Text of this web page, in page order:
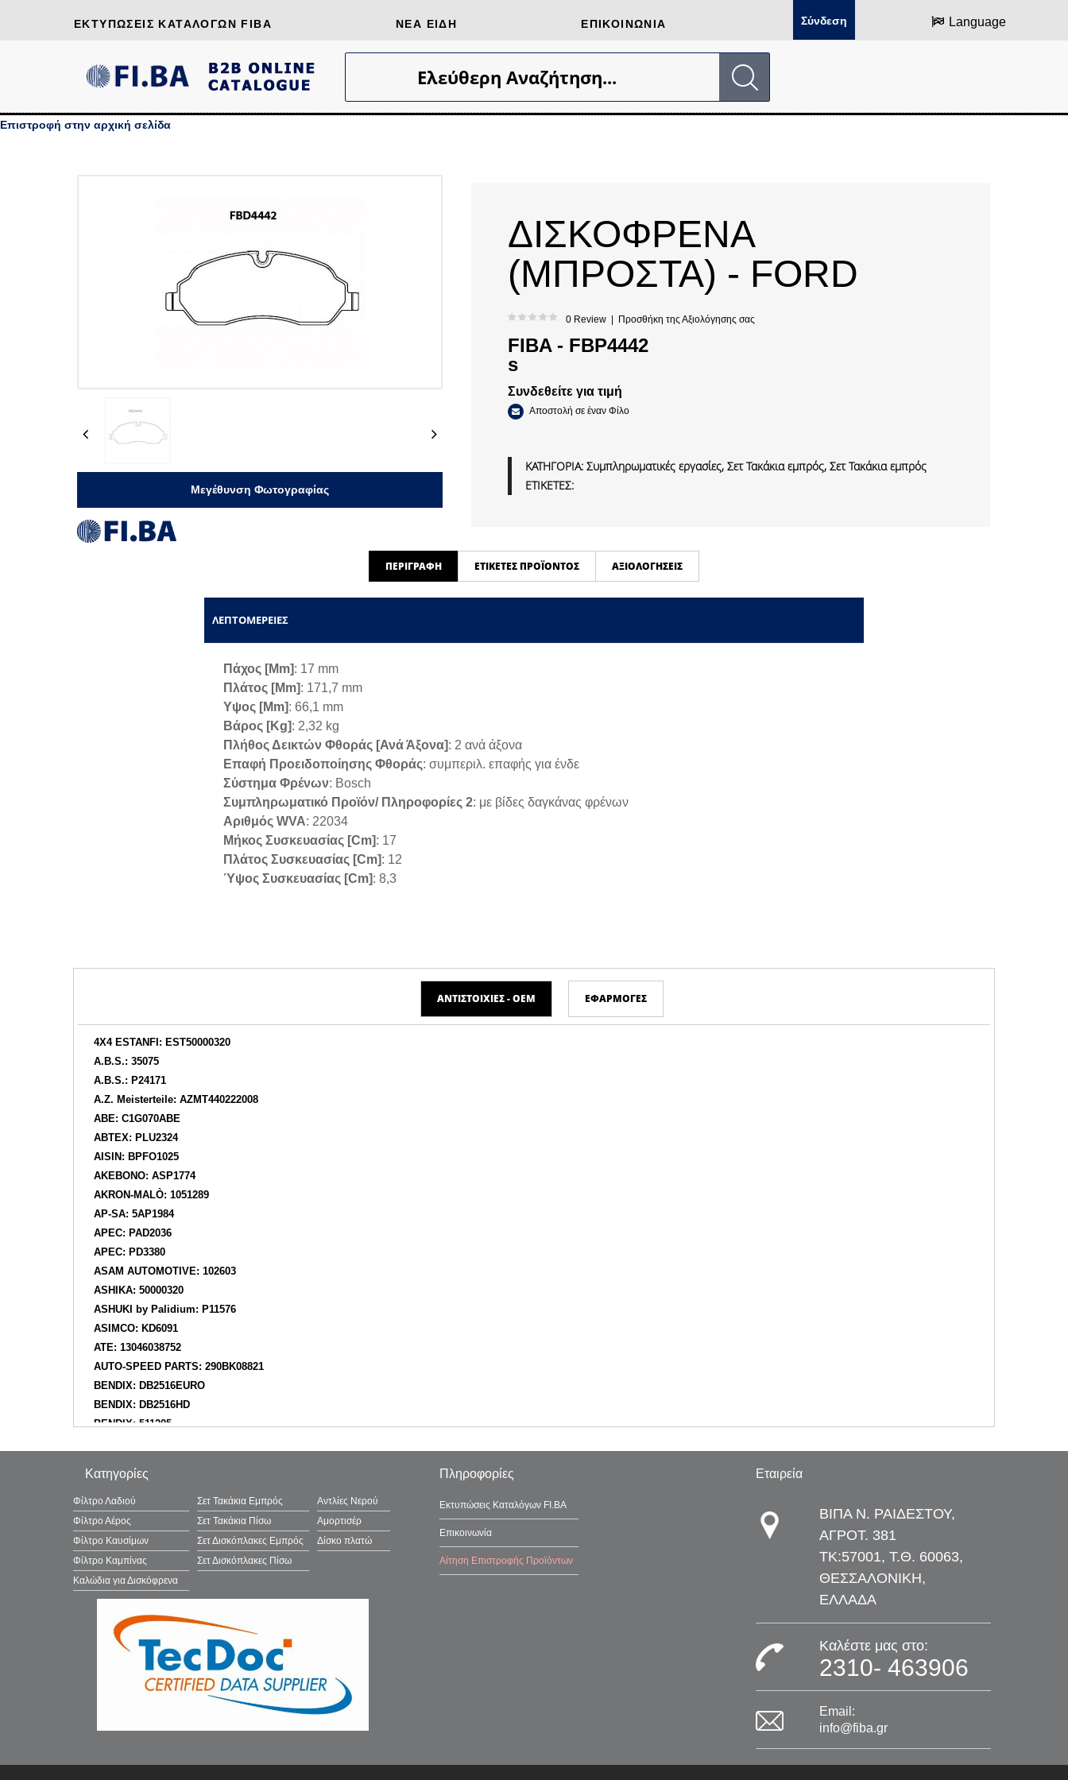
ΕΚΤΥΠΏΣΕΙΣ ΚΑΤΑΛΌΓΩΝ FIBA ΝΈΑ ΕΊΔΗ ΕΠΙΚΟΙΝΩΝΊΑ Σύνδεση Language
Ελεύθερη Αναζήτηση...
Επιστροφή στην αρχική σελίδα
Previous Next
Μεγέθυνση Φωτογραφίας
ΔΙΣΚΟΦΡΕΝΑ
(ΜΠΡΟΣΤΑ) - FORD
0 Review Προσθήκη της Αξιολόγησης σας
FIBA - FBP4442
s
Συνδεθείτε για τιμή
Αποστολή σε έναν Φίλο
ΚΑΤΗΓΟΡΙΑ: Συμπληρωματικές εργασίες, Σετ Τακάκια εμπρός, Σετ Τακάκια εμπρός
ΕΤΙΚΕΤΕΣ:
ΠΕΡΙΓΡΑΦΉ ΕΤΙΚΈΤΕΣ ΠΡΟΪΌΝΤΟΣ ΑΞΙΟΛΟΓΉΣΕΙΣ
ΛΕΠΤΟΜΈΡΕΙΕΣ
Πάχος [mm]: 17 mm
Πλάτος [mm]: 171,7 mm
Υψος [mm]: 66,1 mm
Βάρος [kg]: 2,32 kg
Πλήθος Δεικτών Φθοράς [ανά Άξονα]: 2 ανά άξονα
Επαφή Προειδοποίησης Φθοράς: συμπεριλ. επαφής για ένδε
Σύστημα Φρένων: Bosch
Συμπληρωματικό Προϊόν/ Πληροφορίες 2: με βίδες δαγκάνας φρένων
Αριθμός WVA: 22034
Μήκος Συσκευασίας [cm]: 17
Πλάτος Συσκευασίας [cm]: 12
Ύψος Συσκευασίας [cm]: 8,3
ΑΝΤΙΣΤΟΙΧΊΕΣ - ΟΕΜ ΕΦΑΡΜΟΓΈΣ
4X4 ESTANFI: EST50000320
A.B.S.: 35075
A.B.S.: P24171
A.Z. Meisterteile: AZMT440222008
ABE: C1G070ABE
ABTEX: PLU2324
AISIN: BPFO1025
AKEBONO: ASP1774
AKRON-MALÒ: 1051289
AP-SA: 5AP1984
APEC: PAD2036
APEC: PD3380
ASAM AUTOMOTIVE: 102603
ASHIKA: 50000320
ASHUKI by Palidium: P11576
ASIMCO: KD6091
ATE: 13046038752
AUTO-SPEED PARTS: 290BK08821
BENDIX: DB2516EURO
BENDIX: DB2516HD
BENDIX: 511205
BORG & BECK: BBP2514
BOSCH: 0986424982
BOSCH: 0986494845
Brake ENGINEERING: PA2097
BRAXIS: AA0619
BRECK: 220340070300
BREMBO: P24171
BREMBO: P24171G
BREMBO: P24171N
BREMSI: BP3651
BSF: 20305
CHAMPION: 573438CH
CIFAM: 82210320
Κατηγορίες
Φίλτρο Λαδιού Σετ Τακάκια Εμπρός
Αντλίες Νερού
Φίλτρο Αέρος
Σετ Τακάκια Πίσω
Αμορτισέρ
Φίλτρο Καυσίμων
Σετ Δισκόπλακες Εμπρός
Δίσκο πλατώ
Φίλτρο Καμπίνας
Σετ Δισκόπλακες Πίσω
Καλώδια για Δισκόφρενα
Πληροφορίες
Εκτυπώσεις Καταλόγων FI.BA
Επικοινωνία
Αίτηση Επιστροφής Προϊόντων
Εταιρεία
ΒΙΠΑ Ν. ΡΑΙΔΕΣΤΟΥ,
ΑΓΡΟΤ. 381
TK:57001, Τ.Θ. 60063,
ΘΕΣΣΑΛΟΝΙΚΗ,
ΕΛΛΑΔΑ
Καλέστε μας στο:
2310- 463906
Email:
info@fiba.gr